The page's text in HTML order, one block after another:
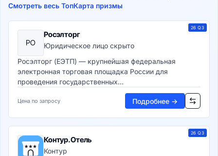
Бизнес-аналитика (BI)
Embedded BI
Визуализация и отчётность
Дашборд-платформы
Визуализация данных
Геоаналитика (GIS)
Управление данными
ETL/ELT-системы
Качество данных (DQM)
MDM-системы
Каталоги данных
Смотреть весь ТопКарта призмы
26 Q3
РО
Росэлторг
Юридическое лицо скрыто
Росэлторг (ЕЭТП) — крупнейшая федеральная
электронная торговая площадка России для
проведения государственных...
Цена по запросу Подробнее →
26 Q3
Контур.Отель
Контур